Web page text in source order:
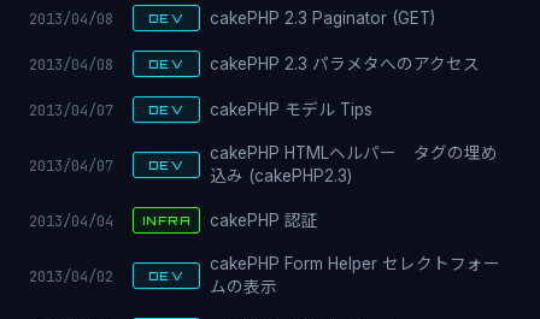
2013/04/08 DEV cakePHP 2.3 Paginator (GET)
2013/04/08 DEV cakePHP 2.3 パラメタへのアクセス
2013/04/07 DEV cakePHP モデル Tips
2013/04/07 DEV
cakePHP HTMLヘルパー タグの埋め
込み (cakePHP2.3)
2013/04/04 INFRA cakePHP 認証
2013/04/02 DEV
cakePHP Form Helper セレクトフォー
ムの表示